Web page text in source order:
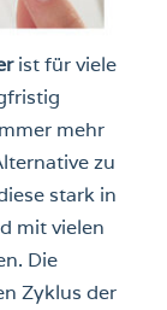
ist für viele
mehr
zu
stark in
mit vielen
Die
Zyklus der